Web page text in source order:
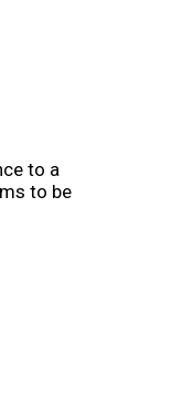
to a
to be